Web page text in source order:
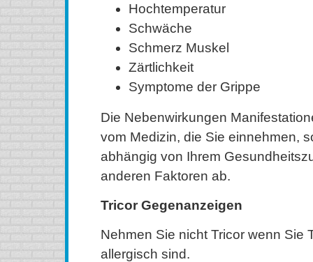
Hochtemperatur
Schwäche
Schmerz Muskel
Zärtlichkeit
Symptome der Grippe
Die Nebenwirkungen
vom Medizin, die Sie einnehmen,
abhängig von Ihrem
anderen Faktoren ab.
Tricor Gegenanzeigen
Nehmen Sie nicht Tricor wenn Sie
allergisch sind.